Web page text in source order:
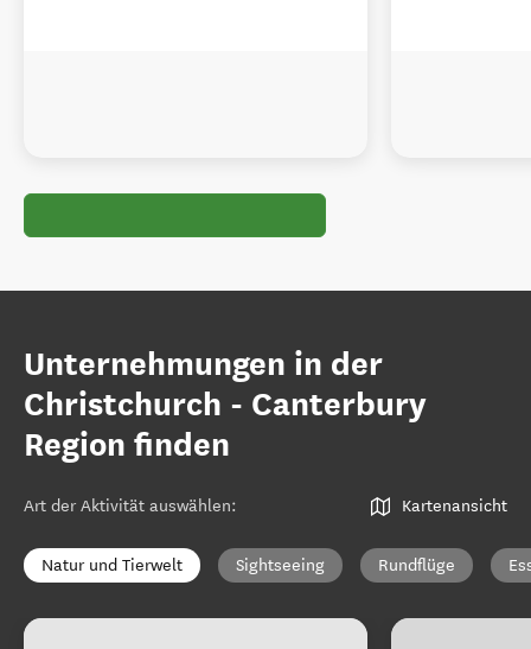
Unternehmungen in der
Christchurch - Canterbury
Region finden
Art der Aktivität auswählen: Kartenansicht
Natur und Tierwelt Sightseeing Rundflüge